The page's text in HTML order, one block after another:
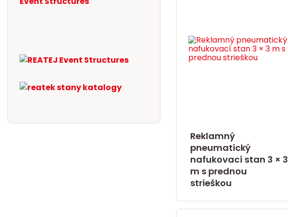
Reklamný
pneumatický
nafukovací stan 3 × 3
m s prednou
strieškou